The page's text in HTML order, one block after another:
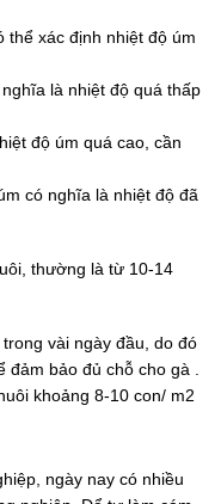
thể xác định nhiệt độ úm
là nhiệt độ quá thấp
độ úm quá cao, cần
có nghĩa là nhiệt độ đã
thường là từ 10-14
vài ngày đầu, do đó
đảm bảo đủ chỗ cho gà .
khoảng 8-10 con/ m2
ngày nay có nhiều